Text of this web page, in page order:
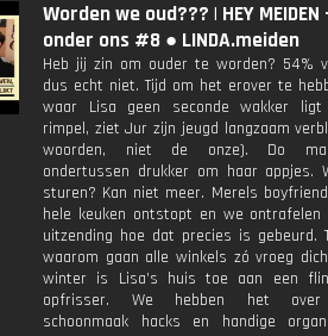
Worden we oud??? | HEY MEIDEN
onder ons #8 ● LINDA.meiden
Heb jij zin om ouder te worden? 54%
dus echt niet. Tijd om het erover te
waar Lisa geen seconde wakker
rimpel, ziet Jur zijn jeugd langzaam
woorden, niet de onze). Do
ondertussen drukker om haar appjes.
sturen? Kan niet meer. Merels
hele keuken ontstopt en we
uitzending hoe dat precies is gebeurd.
waarom gaan alle winkels zó vroeg
winter is Lisa’s huis toe aan een
opfrisser. We hebben het over
schoonmaak hacks en handige